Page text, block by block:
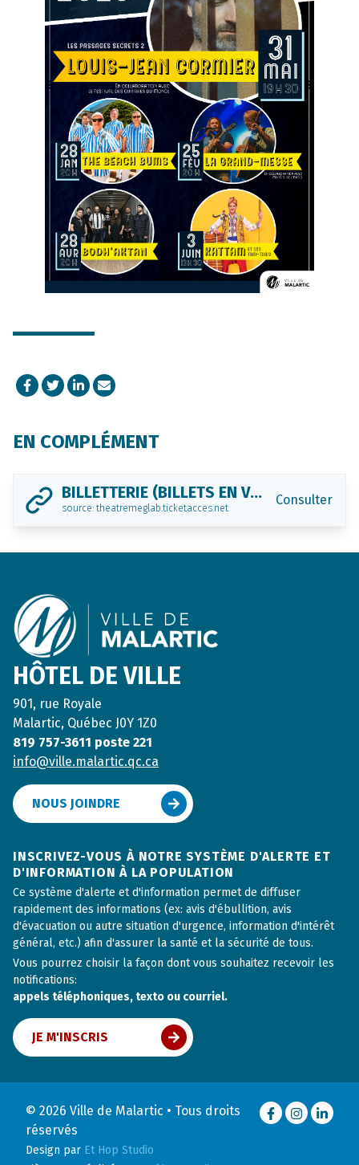
Facebook
TwitterLinkedIn
Courriel
EN COMPLÉMENT
BILLETTERIE (BILLETS EN VENTE DÈS LE 12 DÉCEMBRE)
source: theatremeglab.ticketacces.net
Consulter
HÔTEL DE VILLE
901, rue Royale
Malartic, Québec J0Y 1Z0
819 757-3611 poste 221
info@ville.malartic.qc.ca
NOUS JOINDRE
INSCRIVEZ-VOUS À NOTRE SYSTÈME D'ALERTE ET
D'INFORMATION À LA POPULATION
Ce système d'alerte et d'information permet de diffuser
rapidement des informations (ex: avis d'ébullition, avis
d'évacuation ou autre situation d'urgence, information d'intérêt
général, etc.) afin d'assurer la santé et la sécurité de tous.
Vous pourrez choisir la façon dont vous souhaitez recevoir les
notifications:
appels téléphoniques, texto ou courriel.
JE M'INSCRIS
© 2026 Ville de Malartic • Tous droits
réservés
Design par Et Hop Studio
Facebook
Instagram